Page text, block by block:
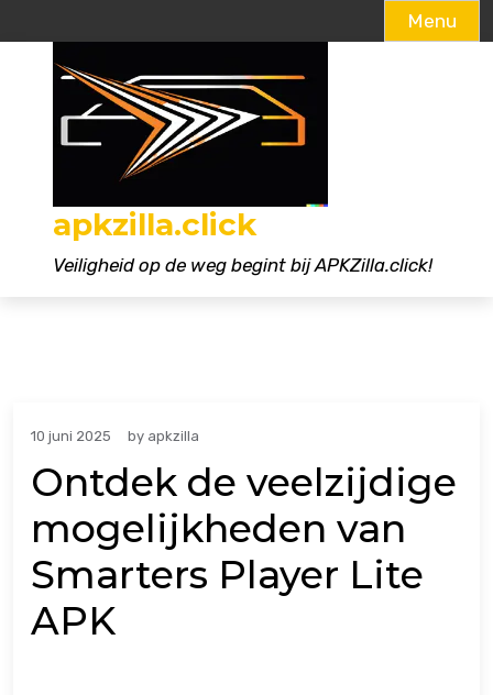
Menu
apkzilla.click
Veiligheid op de weg begint bij APKZilla.click!
10 juni 2025 by apkzilla
Ontdek de veelzijdige
mogelijkheden van
Smarters Player Lite
APK